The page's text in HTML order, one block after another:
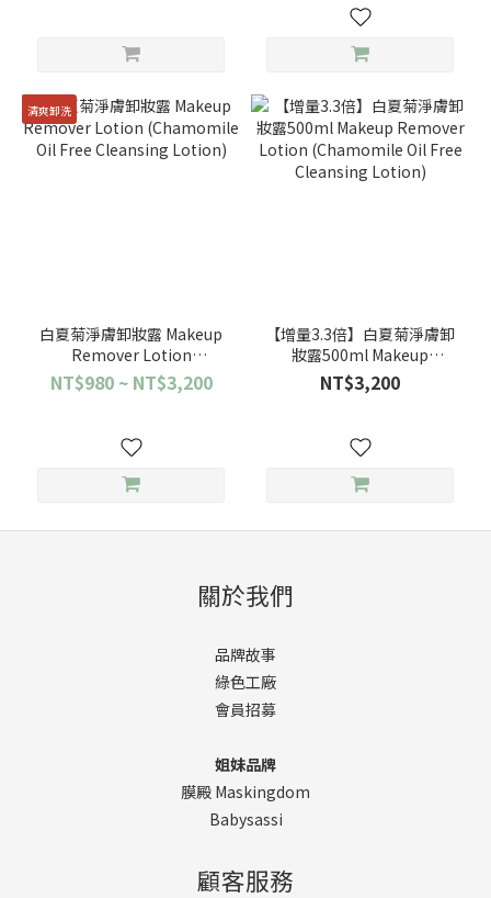
清爽卸洗
白夏菊淨膚卸妝露 Makeup
Remover Lotion
(Chamomile Oil Free
Cleansing Lotion)
NT$980 ~ NT$3,200
【增量3.3倍】白夏菊淨膚卸
妝露500ml Makeup
Remover Lotion
(Chamomile Oil Free
NT$3,200
關於我們
品牌故事
綠色工廠
會員招募
姐妹品牌
膜殿 Maskingdom
Babysassi
顧客服務